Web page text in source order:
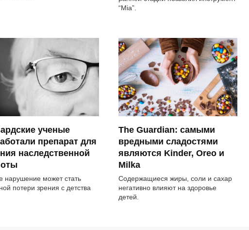
“Mia”.
ученые
препарат для
наследственной
нарушение может стать
потери зрения с детства
The Guardian: самыми
вредными сладостями
являются Kinder, Oreo и
Milka
Содержащиеся жиры, соли и сахар
негативно влияют на здоровье
детей.